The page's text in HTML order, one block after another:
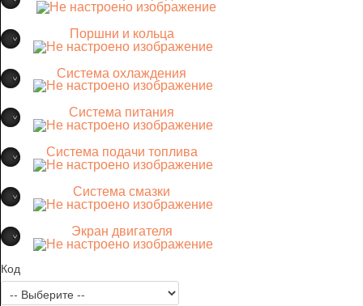
Поршни и кольца
Система охлаждения
Система питания
Система подачи топлива
Система смазки
Экран двигателя
Код